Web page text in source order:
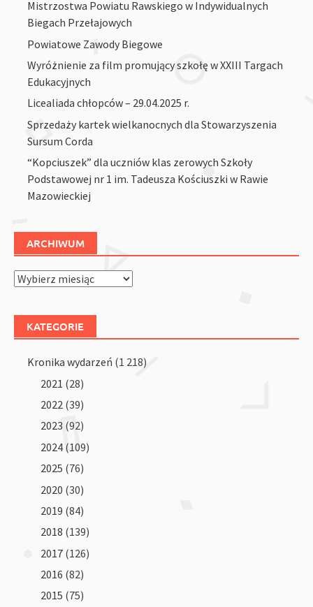
Mistrzostwa Powiatu Rawskiego w Indywidualnych
Biegach Przełajowych
Powiatowe Zawody Biegowe
Wyróżnienie za film promujący szkołę w XXIII Targach
Edukacyjnych
Licealiada chłopców – 29.04.2025 r.
Sprzedaży kartek wielkanocnych dla Stowarzyszenia
Sursum Corda
“Kopciuszek” dla uczniów klas zerowych Szkoły
Podstawowej nr 1 im. Tadeusza Kościuszki w Rawie
Mazowieckiej
ARCHIWUM
Archiwum
KATEGORIE
Kronika wydarzeń (1 218)
2021 (28)
2022 (39)
2023 (92)
2024 (109)
2025 (76)
2020 (30)
2019 (84)
2018 (139)
2017 (126)
2016 (82)
2015 (75)